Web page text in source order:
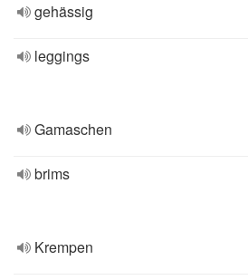
gehässig
leggings
Gamaschen
brims
Krempen